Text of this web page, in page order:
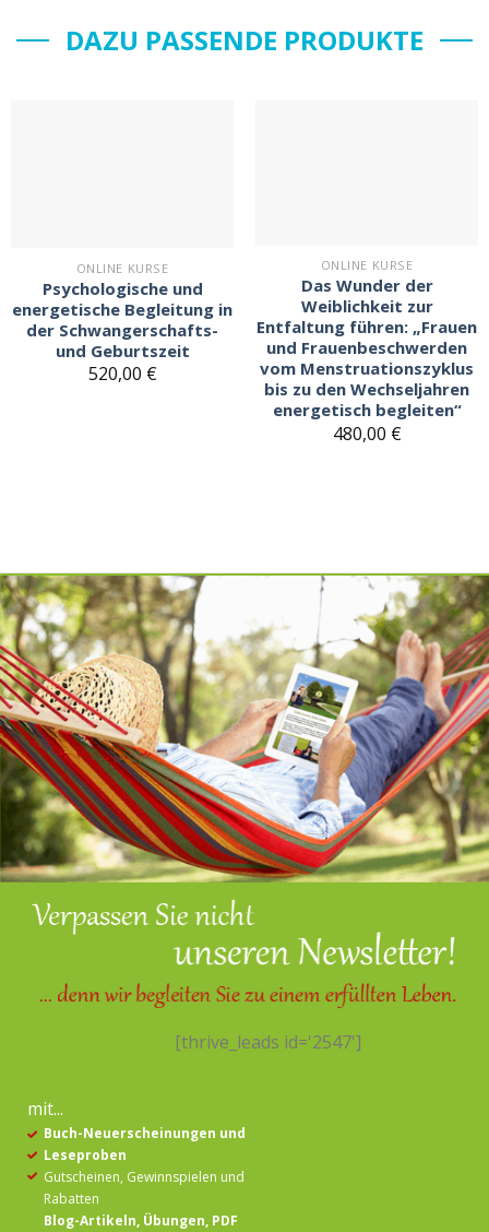
DAZU PASSENDE PRODUKTE
ONLINE KURSE
Psychologische und
energetische Begleitung in
der Schwangerschafts-
und Geburtszeit
520,00 €
ONLINE KURSE
Das Wunder der
Weiblichkeit zur
Entfaltung führen: „Frauen
und Frauenbeschwerden
vom Menstruationszyklus
bis zu den Wechseljahren
energetisch begleiten“
480,00 €
[thrive_leads id='2547']
mit...
Buch-Neuerscheinungen und
Leseproben
Gutscheinen, Gewinnspielen und
Rabatten
Blog-Artikeln, Übungen, PDF